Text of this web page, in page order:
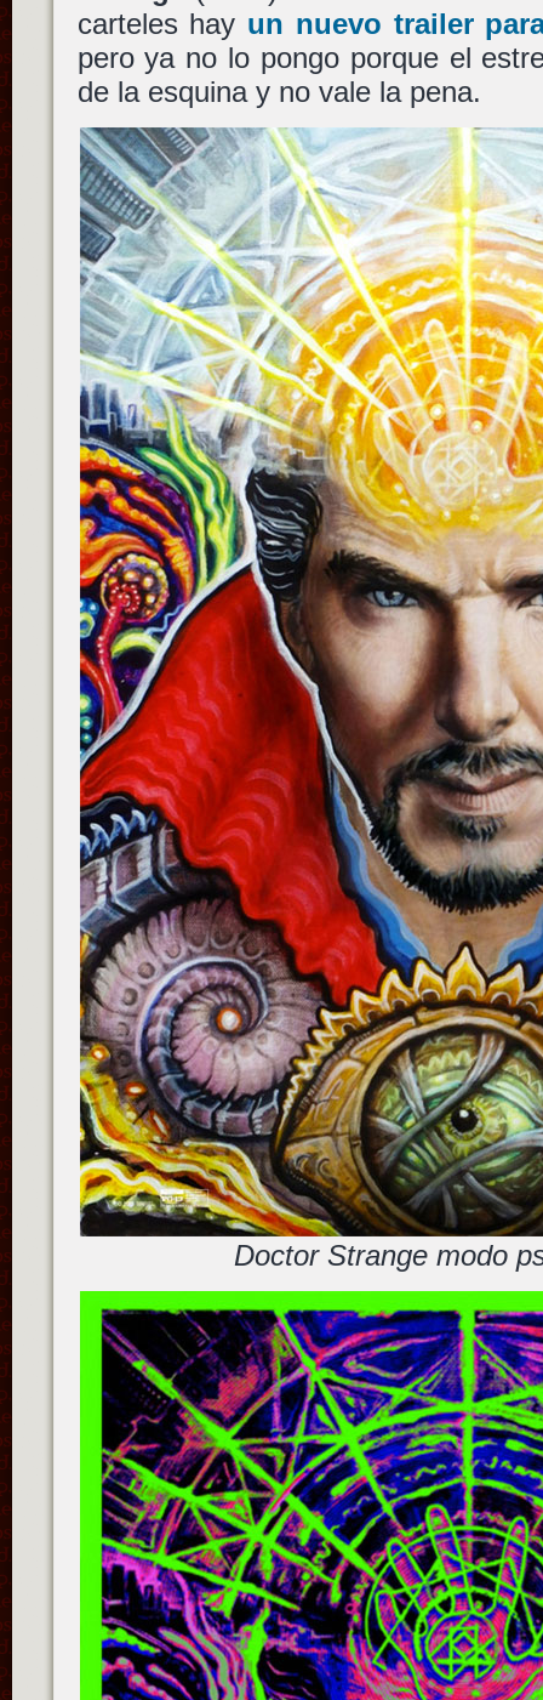
carteles hay un nuevo trailer
pero ya no lo pongo porque el
de la esquina y no vale la pena.
Doctor Strange modo